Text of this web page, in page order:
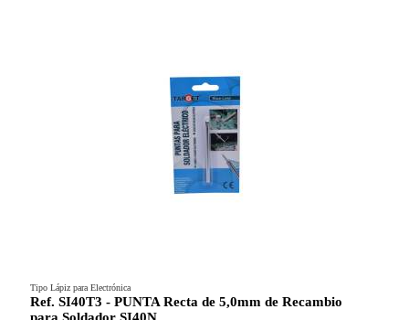
Tipo Lápiz para Electrónica
Ref. SI40T3 - PUNTA Recta de 5,0mm de Recambio